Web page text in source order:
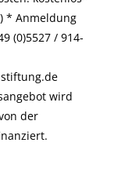
* Anmeldung
(0)5527 / 914-
wird
der